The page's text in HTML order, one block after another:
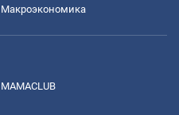
Mакроэкономика
MAMACLUB